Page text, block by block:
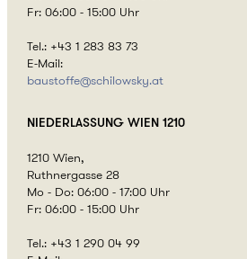
Fr: 06:00 - 15:00 Uhr
Tel.: +43 1 283 83 73
E-Mail:
baustoffe@schilowsky.at
NIEDERLASSUNGWIEN 1210
1210 Wien,
Ruthnergasse 28
Mo - Do: 06:00 - 17:00 Uhr
Fr: 06:00 - 15:00 Uhr
Tel.: +43 1 290 04 99